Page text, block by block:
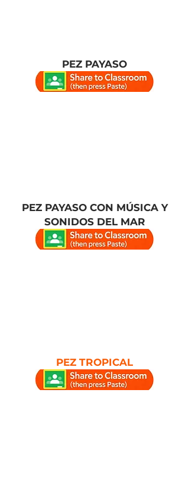
PEZ PAYASO
PEZ PAYASO CON MÚSICA Y
SONIDOS DEL MAR
PEZ TROPICAL